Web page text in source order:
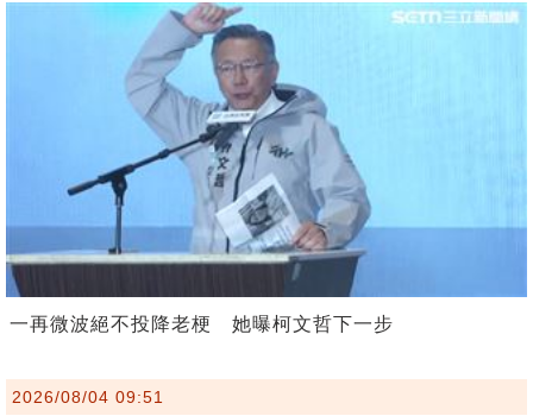
一再微波絕不投降老梗 她曝柯文哲下一步
2026/08/04 09:51